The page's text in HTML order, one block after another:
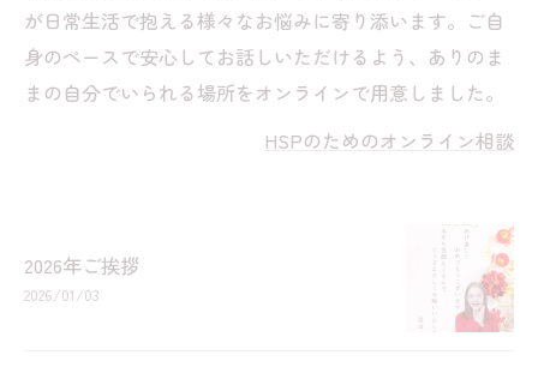
が日常生活で抱える様々なお悩みに寄り添います。ご自
身のペースで安心してお話しいただけるよう、ありのま
まの自分でいられる場所をオンラインで用意しました。
HSPのためのオンライン相談
2026年ご挨拶
2026/01/03